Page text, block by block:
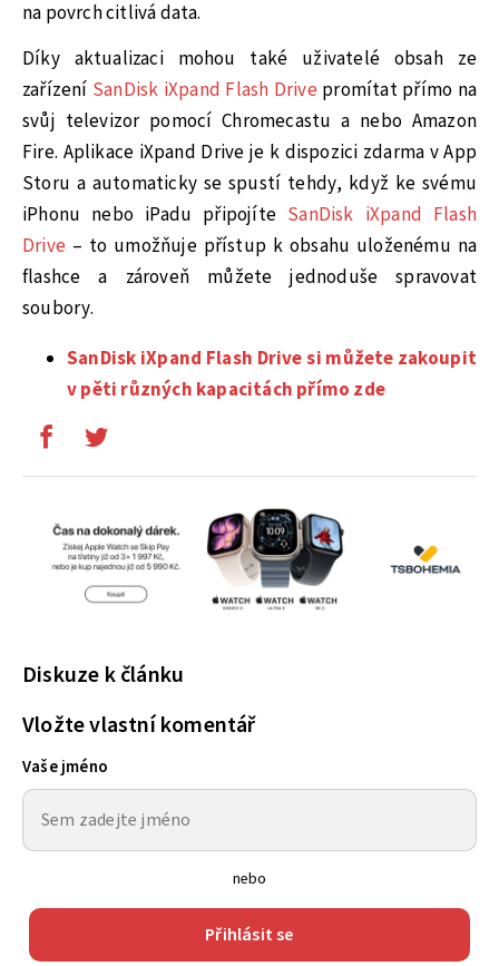
na povrch citlivá data.
Díky aktualizaci mohou také uživatelé obsah ze
zařízení SanDisk iXpand Flash Drive promítat přímo na
svůj televizor pomocí Chromecastu a nebo Amazon
Fire. Aplikace iXpand Drive je k dispozici zdarma v App
Storu a automaticky se spustí tehdy, když ke svému
iPhonu nebo iPadu připojíte SanDisk iXpand Flash
Drive – to umožňuje přístup k obsahu uloženému na
flashce a zároveň můžete jednoduše spravovat
soubory.
SanDisk iXpand Flash Drive si můžete zakoupit
v pěti různých kapacitách přímo zde
Diskuze k článku
Vložte vlastní komentář
Vaše jméno
nebo
Přihlásit se